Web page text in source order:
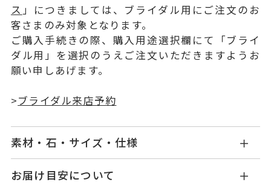
ス 」につきましては、ブライダル用にご注文のお
客さまのみ対象となります。
ご購入手続きの際、購入用途選択欄にて「ブライ
ダル用」を選択のうえご注文いただきますようお
願い申しあげます。
>ブライダル来店予約
素材・石・サイズ・仕様
品番
GL1242E003WDMM
お届け目安について